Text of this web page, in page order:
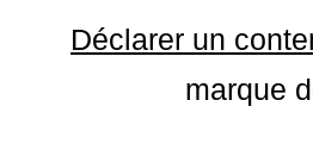
Déclarer un
marque